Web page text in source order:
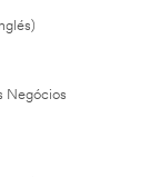
Negócios